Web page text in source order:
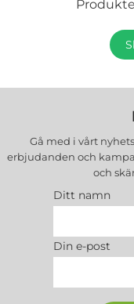
Gå med i vårt
erbjudanden och
och
Ditt namn
Din e-post